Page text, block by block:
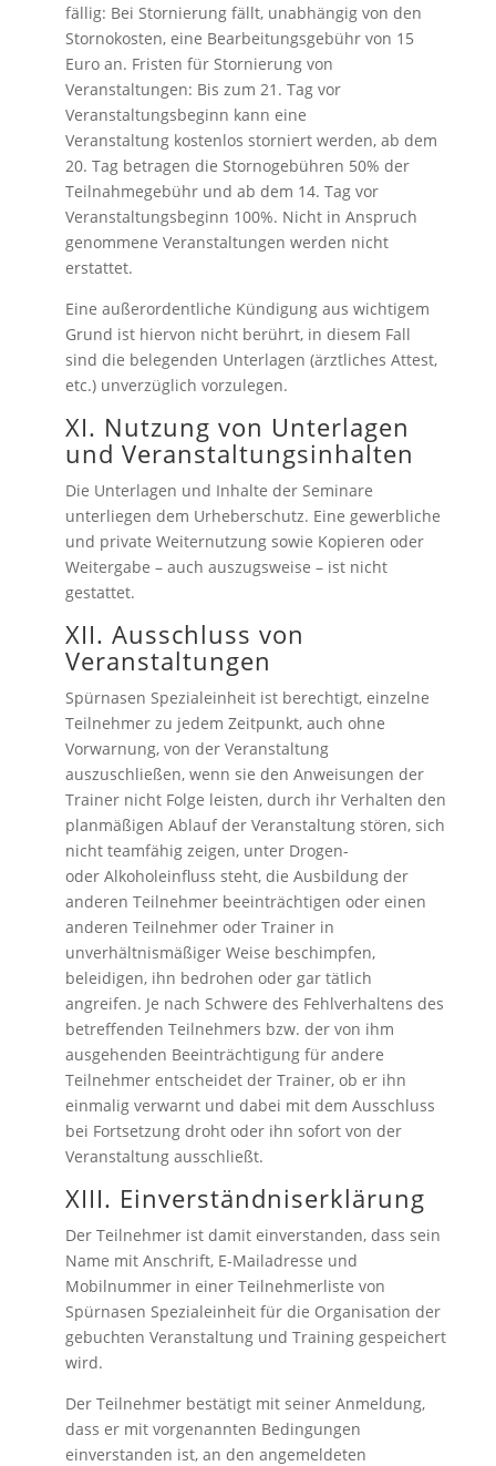
fällig: Bei Stornierung fällt, unabhängig von den
Stornokosten, eine Bearbeitungsgebühr von 15
Euro an. Fristen für Stornierung von
Veranstaltungen: Bis zum 21. Tag vor
Veranstaltungsbeginn kann eine
Veranstaltung kostenlos storniert werden, ab dem
20. Tag betragen die Stornogebühren 50% der
Teilnahmegebühr und ab dem 14. Tag vor
Veranstaltungsbeginn 100%. Nicht in Anspruch
genommene Veranstaltungen werden nicht
erstattet.
Eine außerordentliche Kündigung aus wichtigem
Grund ist hiervon nicht berührt, in diesem Fall
sind die belegenden Unterlagen (ärztliches Attest,
etc.) unverzüglich vorzulegen.
XI. Nutzung von Unterlagen
und Veranstaltungsinhalten
Die Unterlagen und Inhalte der Seminare
unterliegen dem Urheberschutz. Eine gewerbliche
und private Weiternutzung sowie Kopieren oder
Weitergabe – auch auszugsweise – ist nicht
gestattet.
XII. Ausschluss von
Veranstaltungen
Spürnasen Spezialeinheit ist berechtigt, einzelne
Teilnehmer zu jedem Zeitpunkt, auch ohne
Vorwarnung, von der Veranstaltung
auszuschließen, wenn sie den Anweisungen der
Trainer nicht Folge leisten, durch ihr Verhalten den
planmäßigen Ablauf der Veranstaltung stören, sich
nicht teamfähig zeigen, unter Drogen-
oder Alkoholeinfluss steht, die Ausbildung der
anderen Teilnehmer beeinträchtigen oder einen
anderen Teilnehmer oder Trainer in
unverhältnismäßiger Weise beschimpfen,
beleidigen, ihn bedrohen oder gar tätlich
angreifen. Je nach Schwere des Fehlverhaltens des
betreffenden Teilnehmers bzw. der von ihm
ausgehenden Beeinträchtigung für andere
Teilnehmer entscheidet der Trainer, ob er ihn
einmalig verwarnt und dabei mit dem Ausschluss
bei Fortsetzung droht oder ihn sofort von der
Veranstaltung ausschließt.
XIII. Einverständniserklärung
Der Teilnehmer ist damit einverstanden, dass sein
Name mit Anschrift, E-Mailadresse und
Mobilnummer in einer Teilnehmerliste von
Spürnasen Spezialeinheit für die Organisation der
gebuchten Veranstaltung und Training gespeichert
wird.
Der Teilnehmer bestätigt mit seiner Anmeldung,
dass er mit vorgenannten Bedingungen
einverstanden ist, an den angemeldeten